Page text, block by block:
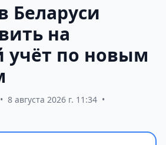
на
учёт по новым
• 8 августа 2026 г. 11:34 •